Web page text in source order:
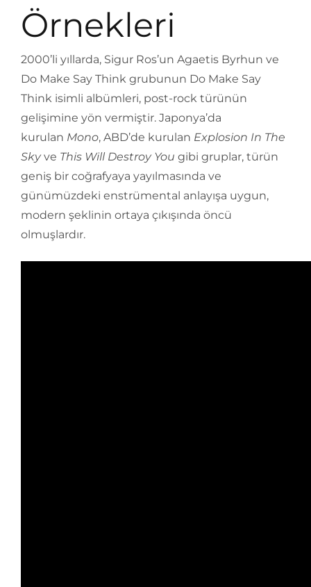
Örnekleri
2000’li yıllarda, Sigur Ros’un Agaetis Byrhun ve
Do Make Say Think grubunun Do Make Say
Think isimli albümleri, post-rock türünün
gelişimine yön vermiştir. Japonya’da
kurulan Mono, ABD’de kurulan Explosion In The
Skyve This Will Destroy You gibi gruplar, türün
geniş bir coğrafyaya yayılmasında ve
günümüzdeki enstrümental anlayışa uygun,
modern şeklinin ortaya çıkışında öncü
olmuşlardır.